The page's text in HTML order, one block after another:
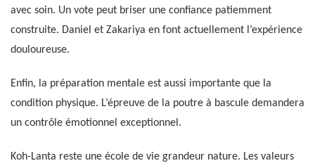
avec soin. Un vote peut briser une confiance patiemment
construite. Daniel et Zakariya en font actuellement l’expérience
douloureuse.
Enfin, la préparation mentale est aussi importante que la
condition physique. L’épreuve de la poutre à bascule demandera
un contrôle émotionnel exceptionnel.
Koh-Lanta reste une école de vie grandeur nature. Les valeurs